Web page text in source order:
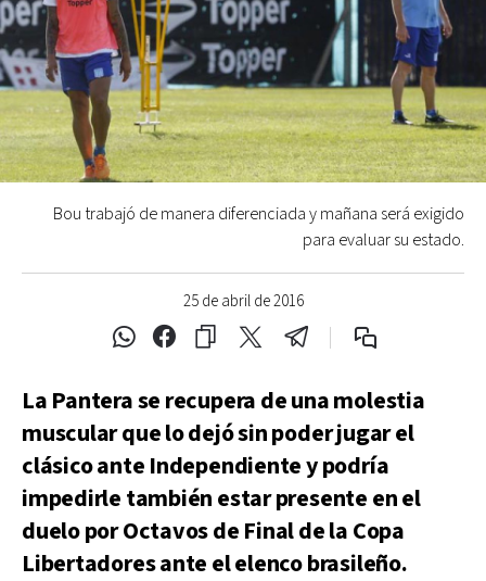
25 de abril de 2016
Bou trabajó de manera diferenciada y mañana será exigido
para evaluar su estado.
La Pantera se recupera de una molestia
muscular que lo dejó sin poder jugar el
clásico ante Independiente y podría
impedirle también estar presente en el
duelo por Octavos de Final de la Copa
Libertadores ante el elenco brasileño.